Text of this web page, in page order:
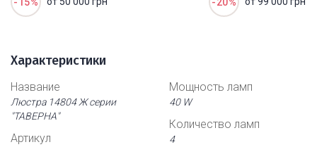
Характеристики
Название
Люстра 14804 Ж серии
"ТАВЕРНА"
Артикул
Мощность ламп
40 W
Количество ламп
4